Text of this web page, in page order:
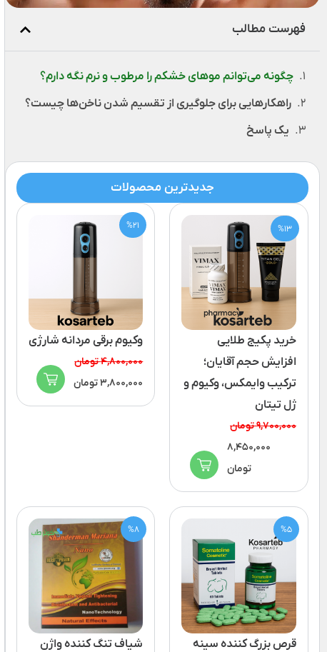
فهرست مطالب
چگونه می‌توانم موهای خشکم را مرطوب و نرم نگه دارم؟
راهکارهایی برای جلوگیری از تقسیم شدن ناخن‌ها چیست؟
یک پاسخ
جدیدترین محصولات
%13
خرید پکیج طلایی
افزایش حجم آقایان؛
ترکیب وایمکس، وکیوم و
ژل تیتان
9,700,000 تومان
8,450,000
تومان
%21
وکیوم برقی مردانه شارژی
4,800,000 تومان
3,800,000 تومان
%5
قرص بزرگ کننده سینه
%8
شیاف تنگ کننده واژن